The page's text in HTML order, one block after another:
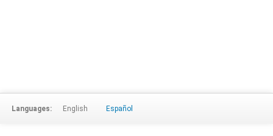
Languages: English Español